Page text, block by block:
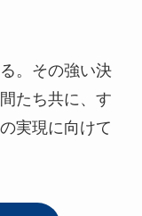
。その強い決
たち共に、す
実現に向けて